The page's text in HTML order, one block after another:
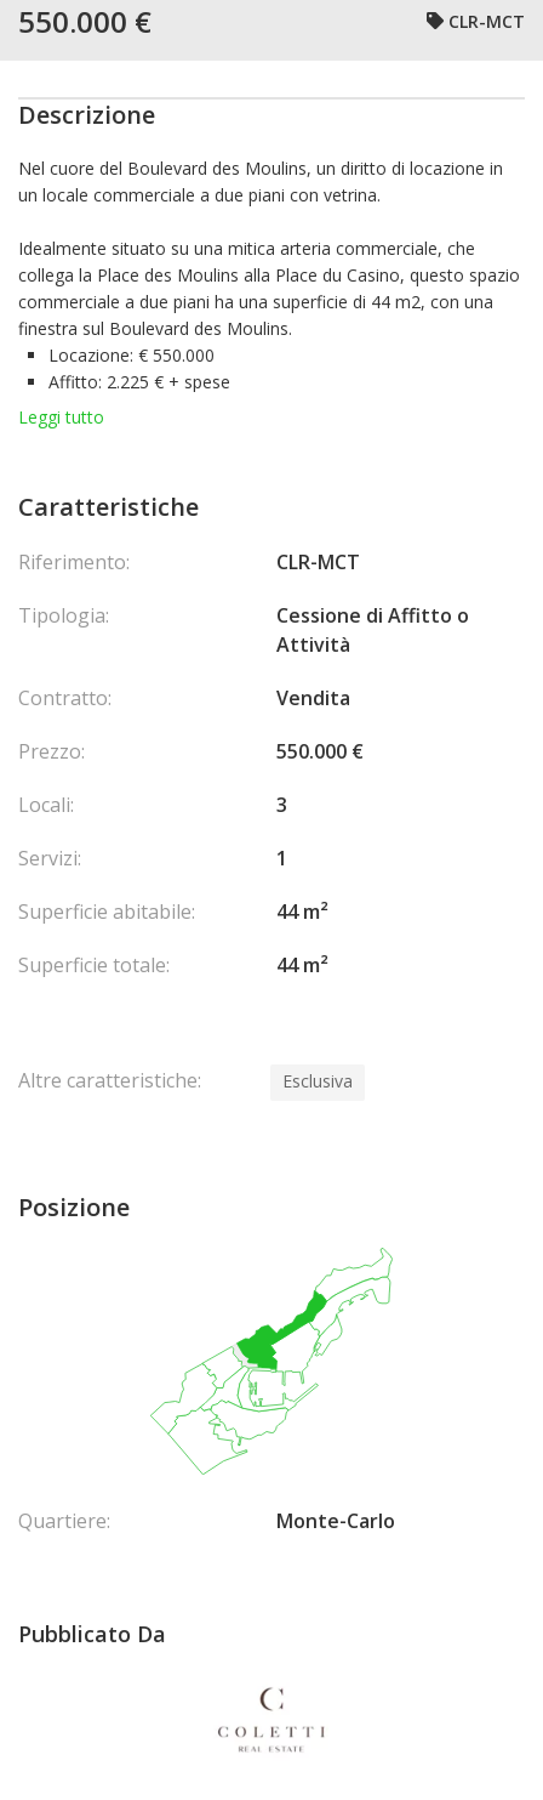
550.000 € CLR-MCT
Descrizione
Nel cuore del Boulevard des Moulins, un diritto di locazione in
un locale commerciale a due piani con vetrina.
Idealmente situato su una mitica arteria commerciale, che
collega la Place des Moulins alla Place du Casino, questo spazio
commerciale a due piani ha una superficie di 44 m2, con una
finestra sul Boulevard des Moulins.
Locazione: € 550.000
Affitto: 2.225 € + spese
Attività:
«Ristrutturazione, decorazione interna ed esterna,
qualsiasi attività che rientri nell'ambito di applicazione
professionale e di assicurazione applicabili alle attività del Edilizia
di mobili, attrezzature e materiali relativi all'attività».
Leggi tutto
Caratteristiche
Riferimento:
CLR-MCT
Tipologia:
Cessione di Affitto o
Attività
Contratto:
Vendita
Prezzo:
550.000 €
Locali:
3
Servizi:
1
Superficie abitabile:
44 m²
Superficie totale:
44 m²
Altre caratteristiche: Esclusiva
Posizione
Quartiere: Monte-Carlo
Pubblicato Da